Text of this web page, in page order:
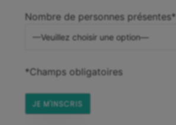
Nombre de personnes présentes*
*Champs obligatoires